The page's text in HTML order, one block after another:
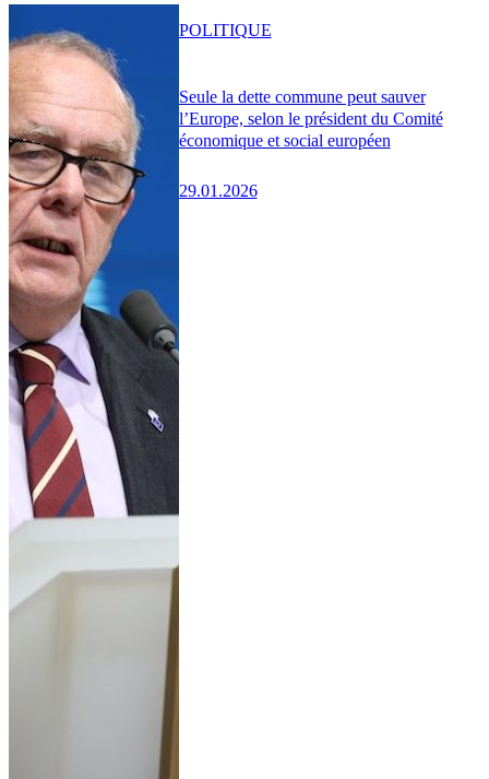
Seule la dette commune peut sauver
l’Europe, selon le président du Comité
économique et social européen
29.01.2026
POLITIQUE